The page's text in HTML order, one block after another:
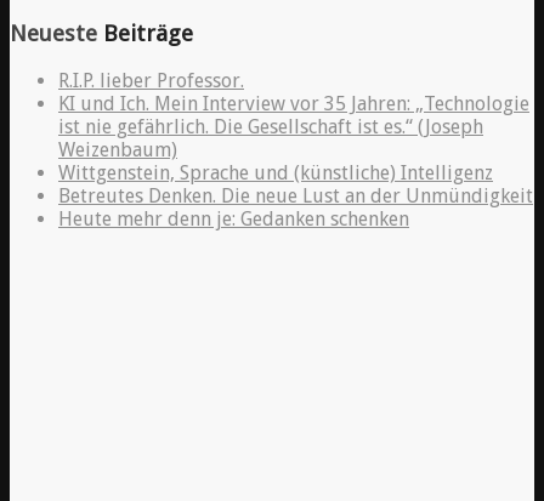
Neueste Beiträge
R.I.P. lieber Professor.
KI und Ich. Mein Interview vor 35 Jahren: „Technologie
ist nie gefährlich. Die Gesellschaft ist es.“ (Joseph
Weizenbaum)
Wittgenstein, Sprache und (künstliche) Intelligenz
Betreutes Denken. Die neue Lust an der Unmündigkeit
Heute mehr denn je: Gedanken schenken